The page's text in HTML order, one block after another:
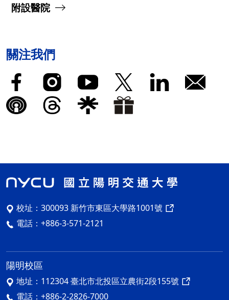
附設醫院
關注我們
校址： 300093 新竹市東區大學路1001號
電話： +886-3-571-2121
陽明校區
地址： 112304 臺北市北投區立農街2段155號
電話： +886-2-2826-7000